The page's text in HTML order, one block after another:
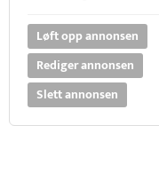
Løft opp annonsen
Rediger annonsen
Slett annonsen